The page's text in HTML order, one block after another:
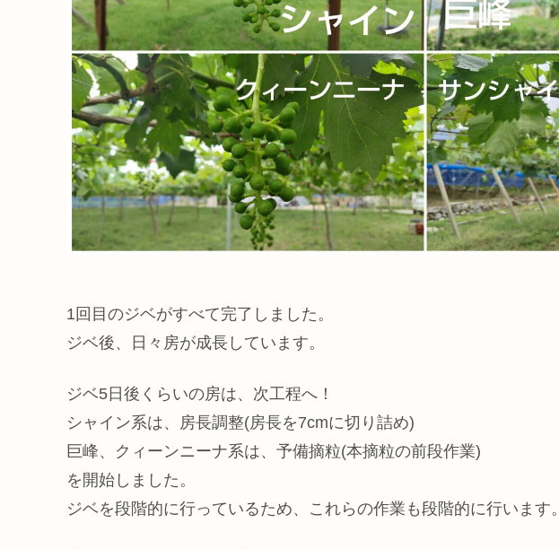
1回目のジベがすべて完了しました。
ジベ後、日々房が成長しています。
ジベ5日後くらいの房は、次工程へ！
シャイン系は、房長調整(房長を7cmに切り詰め)
巨峰、クィーンニーナ系は、予備摘粒(本摘粒の前段作業)
を開始しました。
ジベを段階的に行っているため、これらの作業も段階的に行います。